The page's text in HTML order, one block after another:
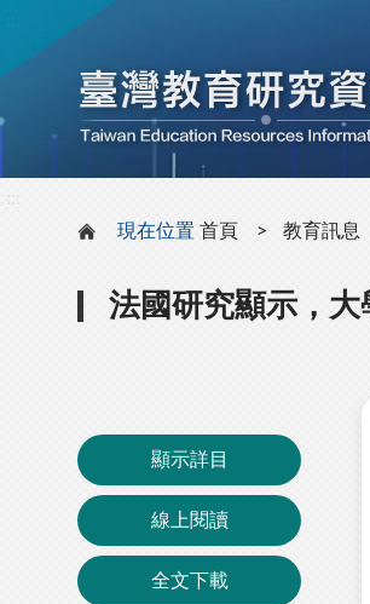
現在位置 首頁 教育訊息
法國研究顯示，
顯示詳目
線上閱讀
全文下載